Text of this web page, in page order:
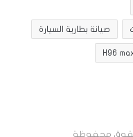
صيانة بطارية السيارة
محفوظة